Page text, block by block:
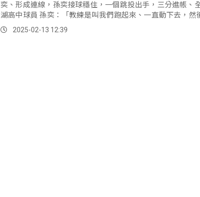
奕、形成連線，孫奕接球穩住，一個跳投出手，三分進帳、全
湖高中球員 孫奕：「教練是叫我們跑起來、一直動下去，然
手，對。
2025-02-13 12:39